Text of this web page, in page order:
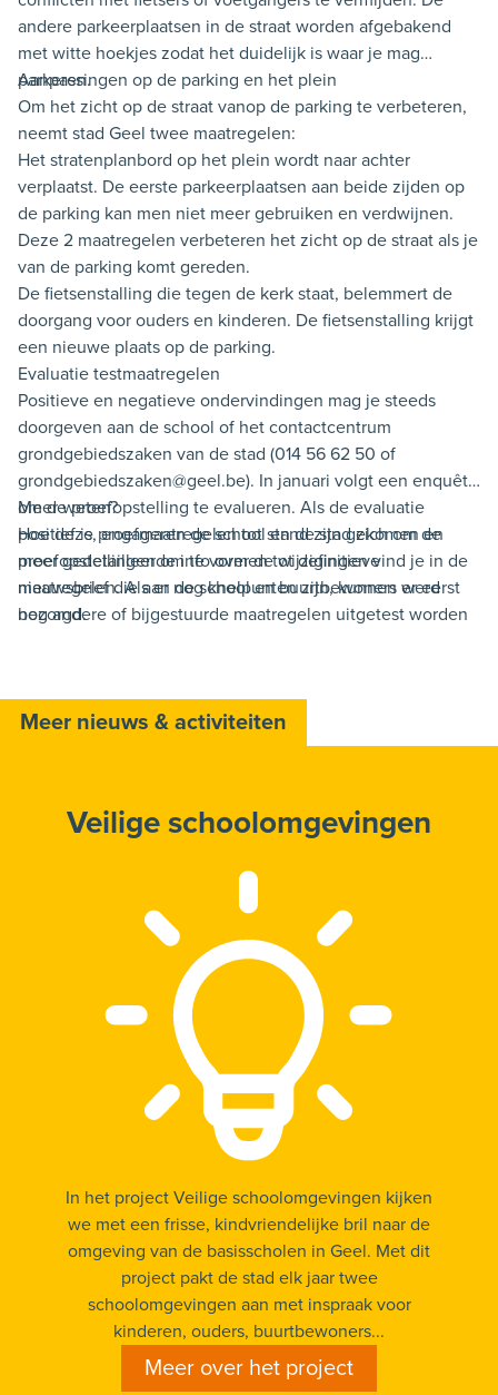
andere parkeerplaatsen in de straat worden afgebakend
met witte hoekjes zodat het duidelijk is waar je mag
parkeren.
Aanpassingen op de parking en het plein
Om het zicht op de straat vanop de parking te verbeteren,
neemt stad Geel twee maatregelen:
Het stratenplanbord op het plein wordt naar achter
verplaatst. De eerste parkeerplaatsen aan beide zijden op
de parking kan men niet meer gebruiken en verdwijnen.
Deze 2 maatregelen verbeteren het zicht op de straat als je
van de parking komt gereden.
De fietsenstalling die tegen de kerk staat, belemmert de
doorgang voor ouders en kinderen. De fietsenstalling krijgt
een nieuwe plaats op de parking.
Evaluatie testmaatregelen
Positieve en negatieve ondervindingen mag je steeds
doorgeven aan de school of het contactcentrum
grondgebiedszaken van de stad (014 56 62 50 of
grondgebiedszaken@geel.be). In januari volgt een enquête
om de proefopstelling te evalueren. Als de evaluatie
positief is, engageren de school en de stad zich om de
proefopstellingen om te vormen tot definitieve
maatregelen. Als er nog knelpunten zijn, kunnen er eerst
nog andere of bijgestuurde maatregelen uitgetest worden
Meer weten?
Hoe deze proefmaatregelen tot stand zijn gekomen en
meer gedetailleerde info over de wijzigingen vind je in de
nieuwsbrief die aan de school en buurtbewoners werd
bezorgd.
Meer nieuws & activiteiten
Veilige schoolomgevingen
In het project Veilige schoolomgevingen kijken
we met een frisse, kindvriendelijke bril naar de
omgeving van de basisscholen in Geel. Met dit
project pakt de stad elk jaar twee
schoolomgevingen aan met inspraak voor
kinderen, ouders, buurtbewoners...
Meer over het project